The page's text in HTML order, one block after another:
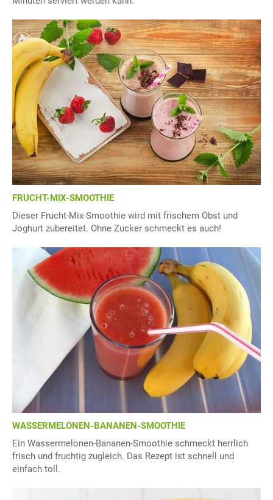
FRUCHT-MIX-SMOOTHIE
Dieser Frucht-Mix-Smoothie wird mit frischem Obst und
Joghurt zubereitet. Ohne Zucker schmeckt es auch!
WASSERMELONEN-BANANEN-SMOOTHIE
Ein Wassermelonen-Bananen-Smoothie schmeckt herrlich
frisch und fruchtig zugleich. Das Rezept ist schnell und
einfach toll.